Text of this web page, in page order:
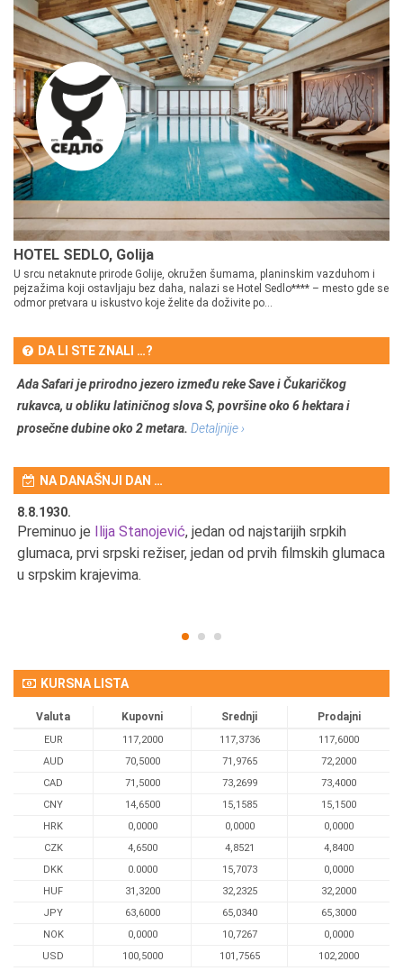
HOTEL SEDLO, Golija
U srcu netaknute prirode Golije, okružen šumama, planinskim vazduhom i
pejzažima koji ostavljaju bez daha, nalazi se Hotel Sedlo**** – mesto gde se
odmor pretvara u iskustvo koje želite da doživite po...
DA LI STE ZNALI …?
Ada Safari je prirodno jezero između reke Save i Čukaričkog
rukavca, u obliku latiničnog slova S, površine oko 6 hektara i
prosečne dubine oko 2 metara. Detaljnije ›
NA DANAŠNJI DAN …
8.8.1930.
Preminuo je Ilija Stanojević, jedan od najstarijih srpkih
glumaca, prvi srpski režiser, jedan od prvih filmskih glumaca
u srpskim krajevima.
KURSNA LISTA
Valuta Kupovni Srednji Prodajni
EUR 117,2000 117,3736
117,6000
AUD
70,5000 71,9765
72,2000
CAD
71,5000 73,2699
73,4000
CNY
14,6500 15,1585
15,1500
HRK
0,0000 0,0000
0,0000
CZK
4,6500 4,8521
4,8400
DKK
0.0000 15,7073
0,0000
HUF
31,3200 32,2325
32,2000
JPY
63,6000 65,0340
65,3000
NOK
0,0000 10,7267
0,0000
USD
100,5000 101,7565 102,2000